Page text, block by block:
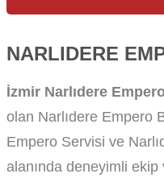
NARLIDERE
İzmir Narlıdere
olan Narlıdere Empero
Empero Servisi ve
alanında deneyimli